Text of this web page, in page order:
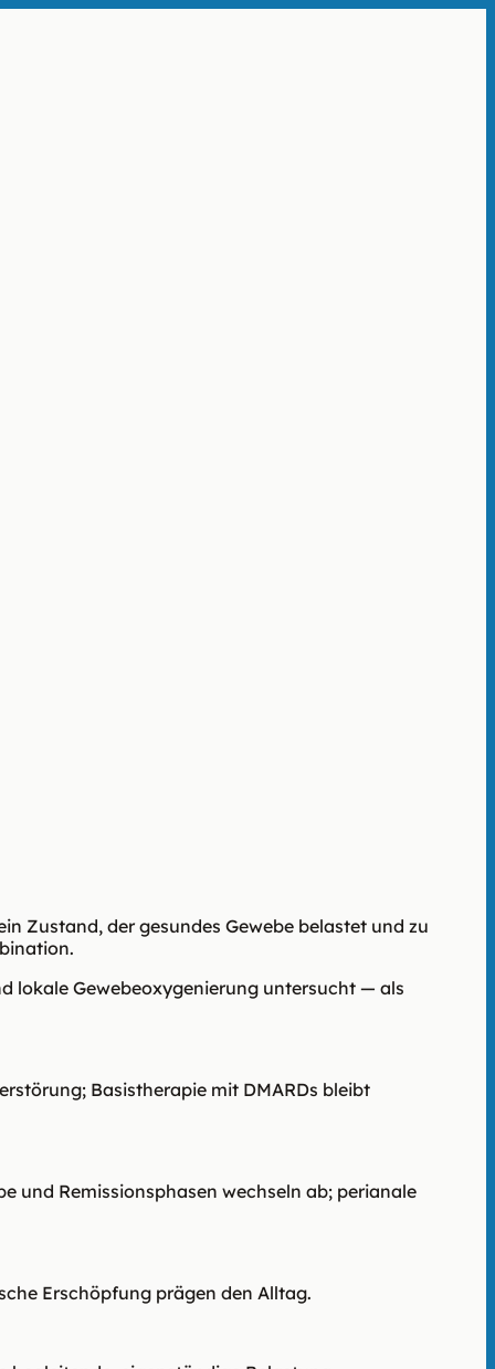
Zustand, der gesundes Gewebe belastet und zu
lokale Gewebeoxygenierung untersucht — als
Basistherapie mit DMARDs bleibt
und Remissionsphasen wechseln ab; perianale
Erschöpfung prägen den Alltag.